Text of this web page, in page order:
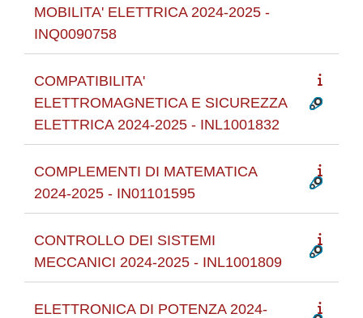
MOBILITA' ELETTRICA 2024-2025 -
INQ0090758
COMPATIBILITA'
ELETTROMAGNETICA E SICUREZZA
ELETTRICA 2024-2025 - INL1001832
COMPLEMENTI DI MATEMATICA
2024-2025 - IN01101595
CONTROLLO DEI SISTEMI
MECCANICI 2024-2025 - INL1001809
ELETTRONICA DI POTENZA 2024-